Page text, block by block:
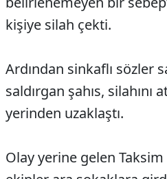
kişiye silah çekti.
Ardından sinkaflı sözler
saldırgan şahıs, silahını
yerinden uzaklaştı.
Olay yerine gelen